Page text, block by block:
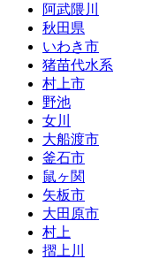
阿武隈川
秋田県
いわき市
猪苗代水系
村上市
野池
女川
大船渡市
釜石市
鼠ヶ関
矢板市
大田原市
村上
摺上川